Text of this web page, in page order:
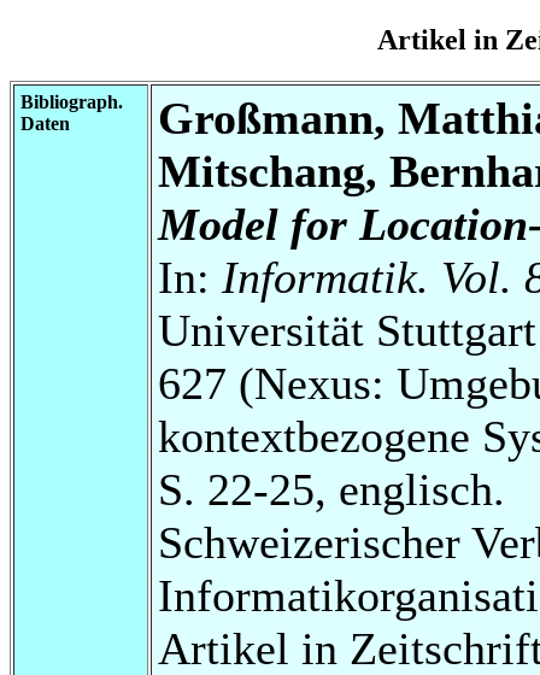
Artikel in
Bibliograph.
Daten
Großmann,
Mitschang,
Model for
In: Informatik. Vol.
Universität
627 (Nexus:
kontextbezogene
S. 22-25, englisch.
Schweizerischer
Artikel in